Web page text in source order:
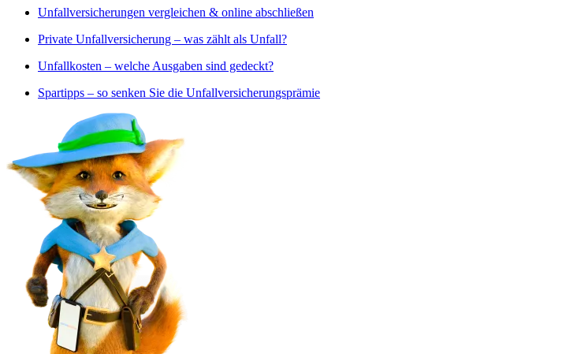
Unfallversicherungen vergleichen & online abschließen
Private Unfallversicherung – was zählt als Unfall?
Unfallkosten – welche Ausgaben sind gedeckt?
Spartipps – so senken Sie die Unfallversicherungsprämie